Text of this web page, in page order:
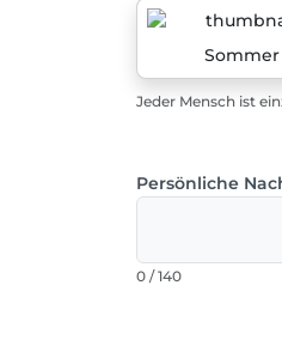
Sommer
Jeder Mensch ist
Persönliche
0 / 140